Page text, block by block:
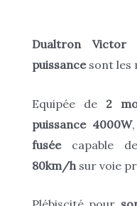
Dualtron Victor
puissancesont les
Equipée de 2
puissance 4000W
fuséecapable de
80km/h sur voie